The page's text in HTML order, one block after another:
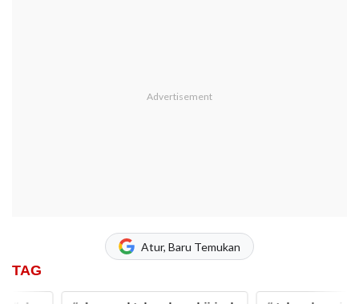
Atur, Baru Temukan
TAG